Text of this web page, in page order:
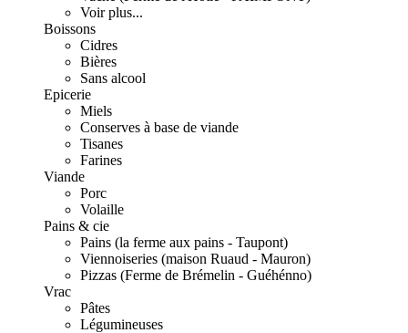
Voir plus...
Boissons
Cidres
Bières
Sans alcool
Epicerie
Miels
Conserves à base de viande
Tisanes
Farines
Viande
Porc
Volaille
Pains & cie
Pains (la ferme aux pains - Taupont)
Viennoiseries (maison Ruaud - Mauron)
Pizzas (Ferme de Brémelin - Guéhénno)
Vrac
Pâtes
Légumineuses